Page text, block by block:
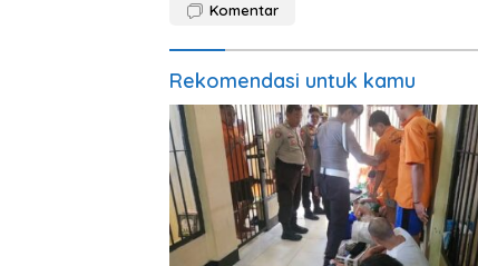
Komentar
Rekomendasi untuk kamu